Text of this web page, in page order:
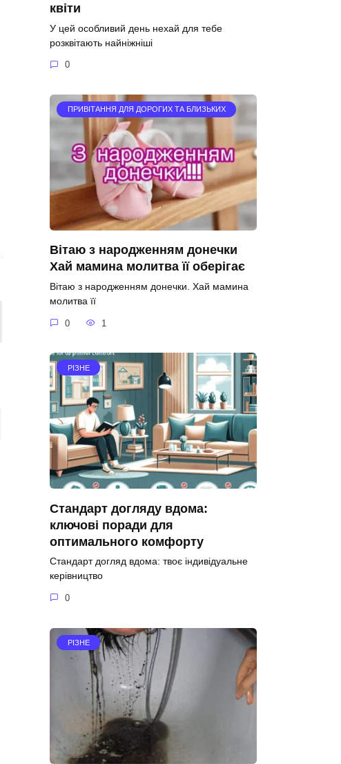
квіти
У цей особливий день нехай для тебе
розквітають найніжніші
0
ПРИВІТАННЯ ДЛЯ ДОРОГИХ ТА БЛИЗЬКИХ
Вітаю з народженням донечки
Хай мамина молитва її оберігає
Вітаю з народженням донечки. Хай мамина
молитва її
0 1
РІЗНЕ
Стандарт догляду вдома:
ключові поради для
оптимального комфорту
Стандарт догляд вдома: твоє індивідуальне
керівництво
0
РІЗНЕ